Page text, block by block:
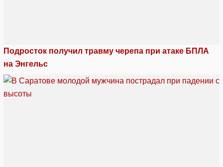
Подросток получил травму черепа при атаке БПЛА
на Энгельс